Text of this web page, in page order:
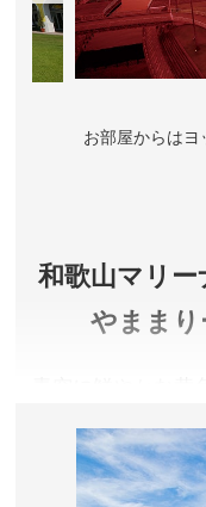
お部屋からはヨ
和歌山マリ
やままり
ロッパの徒歩圏内
シャンビューの客